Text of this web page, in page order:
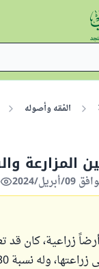
الفقه وأصوله
المزارعة
زراعية، كان قد